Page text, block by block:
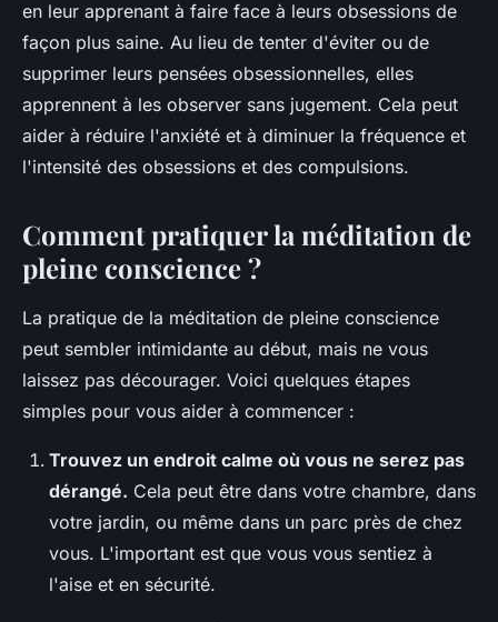
en leur apprenant à faire face à leurs obsessions de
façon plus saine. Au lieu de tenter d'éviter ou de
supprimer leurs pensées obsessionnelles, elles
apprennent à les observer sans jugement. Cela peut
aider à réduire l'anxiété et à diminuer la fréquence et
l'intensité des obsessions et des compulsions.
Comment pratiquer la méditation de
pleine conscience ?
La pratique de la méditation de pleine conscience
peut sembler intimidante au début, mais ne vous
laissez pas décourager. Voici quelques étapes
simples pour vous aider à commencer :
Trouvez un endroit calme où vous ne serez pas
dérangé. Cela peut être dans votre chambre, dans
votre jardin, ou même dans un parc près de chez
vous. L'important est que vous vous sentiez à
l'aise et en sécurité.